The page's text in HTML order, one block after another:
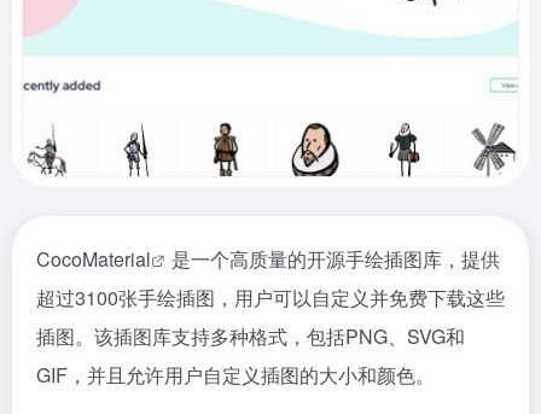
CocoMaterial
是一个高质量的开源手绘插图库，提供
超过3100张手绘插图，用户可以自定义并免费下载这些
插图。该插图库支持多种格式，包括PNG、SVG和
GIF，并且允许用户自定义插图的大小和颜色。